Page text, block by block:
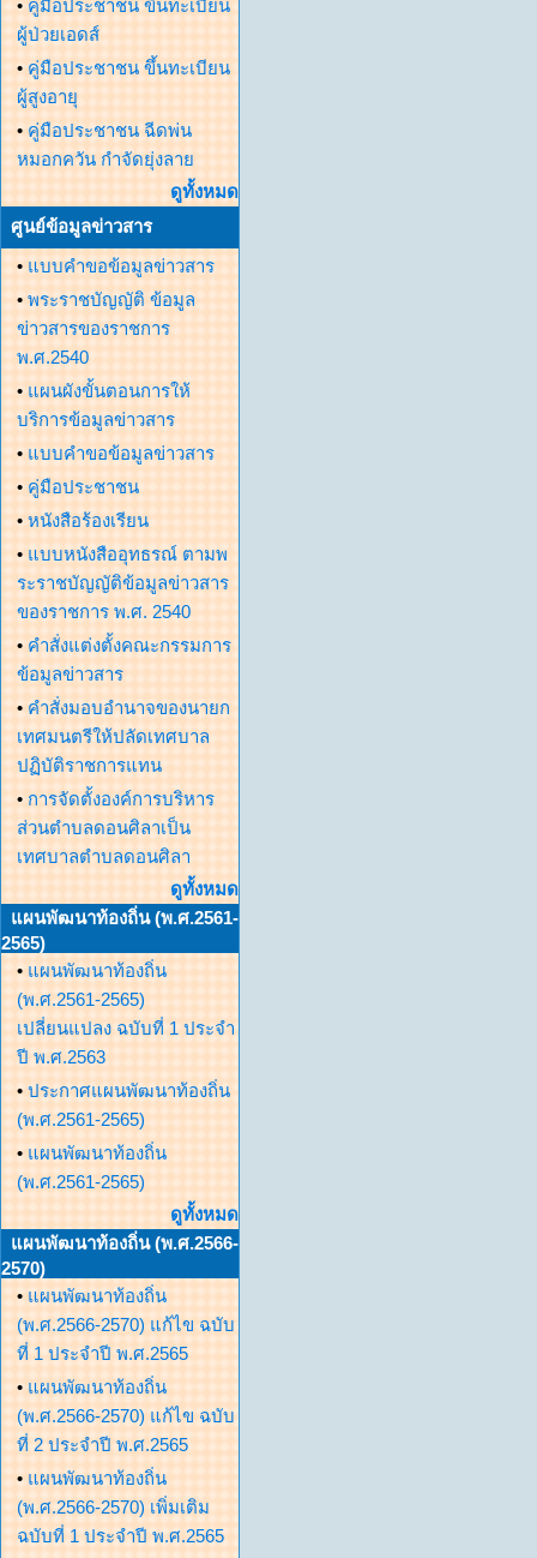
• คู่มือประชาชน ขึ้นทะเบียน
ผู้ป่วยเอดส์
• คู่มือประชาชน ขึ้นทะเบียน
ผู้สูงอายุ
• คู่มือประชาชน ฉีดพ่น
หมอกควัน กำจัดยุ่งลาย
ดูทั้งหมด
ศูนย์ข้อมูลข่าวสาร
• แบบคำขอข้อมูลข่าวสาร
• พระราชบัญญัติ ข้อมูล
ข่าวสารของราชการ
พ.ศ.2540
• แผนผังขั้นตอนการให้
บริการข้อมูลข่าวสาร
• แบบคำขอข้อมูลข่าวสาร
• คู่มือประชาชน
• หนังสือร้องเรียน
• แบบหนังสืออุทธรณ์ ตามพ
ระราชบัญญัติข้อมูลข่าวสาร
ของราชการ พ.ศ. 2540
• คำสั่งแต่งตั้งคณะกรรมการ
ข้อมูลข่าวสาร
• คำสั่งมอบอำนาจของนายก
เทศมนตรีให้ปลัดเทศบาล
ปฏิบัติราชการแทน
• การจัดตั้งองค์การบริหาร
ส่วนตำบลดอนศิลาเป็น
เทศบาลตำบลดอนศิลา
ดูทั้งหมด
แผนพัฒนาท้องถิ่น (พ.ศ.2561-
2565)
• แผนพัฒนาท้องถิ่น
(พ.ศ.2561-2565)
เปลี่ยนแปลง ฉบับที่ 1 ประจำ
ปี พ.ศ.2563
• ประกาศแผนพัฒนาท้องถิ่น
(พ.ศ.2561-2565)
• แผนพัฒนาท้องถิ่น
(พ.ศ.2561-2565)
ดูทั้งหมด
แผนพัฒนาท้องถิ่น (พ.ศ.2566-
2570)
• แผนพัฒนาท้องถิ่น
(พ.ศ.2566-2570) แก้ไข ฉบับ
ที่ 1 ประจำปี พ.ศ.2565
• แผนพัฒนาท้องถิ่น
(พ.ศ.2566-2570) แก้ไข ฉบับ
ที่ 2 ประจำปี พ.ศ.2565
• แผนพัฒนาท้องถิ่น
(พ.ศ.2566-2570) เพิ่มเติม
ฉบับที่ 1 ประจำปี พ.ศ.2565